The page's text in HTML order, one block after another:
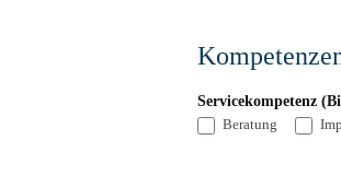
Servicekompetenz
Beratung